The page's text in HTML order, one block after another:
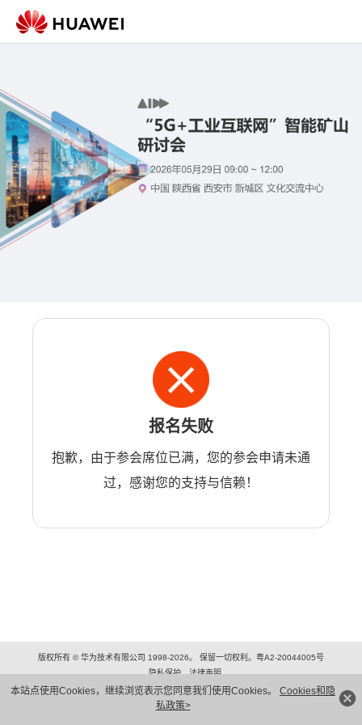
本站点使用Cookies，继续浏览表示您同意我们使用Cookies。 Cookies和隐
私政策>
报名失败
抱歉，由于参会席位已满，您的参会申请未通
过，感谢您的支持与信赖！
版权所有 © 华为技术有限公司 1998-2026。 保留一切权利。粤A2-20044005号
隐私保护
法律声明